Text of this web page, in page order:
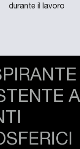
durante il lavoro